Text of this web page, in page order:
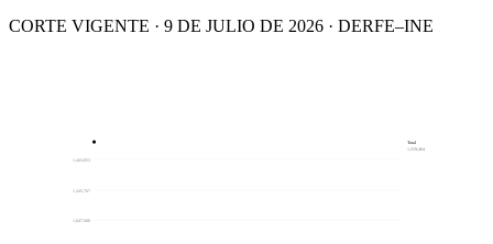
CORTE VIGENTE · 9 DE JULIO DE 2026 · DERFE–INE
1,047,680
1,245,767
1,443,853
Total
1,559,404